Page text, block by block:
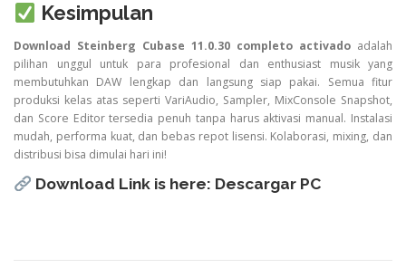
Kesimpulan
Download Steinberg Cubase 11.0.30 completo activado adalah
pilihan unggul untuk para profesional dan enthusiast musik yang
membutuhkan DAW lengkap dan langsung siap pakai. Semua fitur
produksi kelas atas seperti VariAudio, Sampler, MixConsole Snapshot,
dan Score Editor tersedia penuh tanpa harus aktivasi manual. Instalasi
mudah, performa kuat, dan bebas repot lisensi. Kolaborasi, mixing, dan
distribusi bisa dimulai hari ini!
Download Link is here: Descargar PC